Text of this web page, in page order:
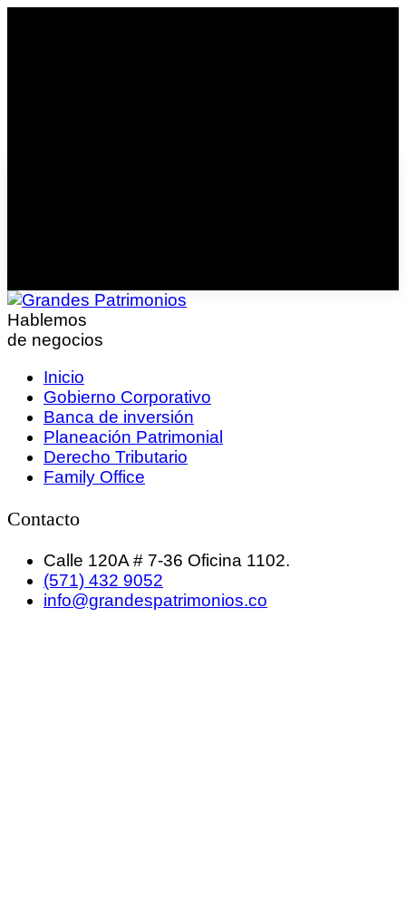
Hablemos
de negocios
Inicio
Gobierno Corporativo
Banca de inversión
Planeación Patrimonial
Derecho Tributario
Family Office
Contacto
Calle 120A # 7-36 Oficina 1102.
(571) 432 9052
info@grandespatrimonios.co